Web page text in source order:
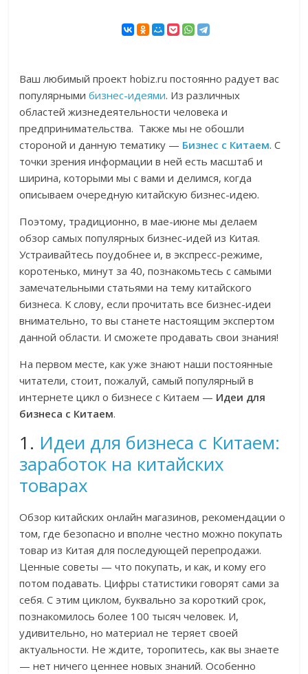
Ваш любимый проект hobiz.ru постоянно радует вас
популярнымибизнес-идеями. Из различных
областей жизнедеятельности человека и
предпринимательства. Также мы не обошли
стороной и данную тематику — Бизнес с Китаем. С
точки зрения информации в ней есть масштаб и
ширина, которыми мы с вами и делимся, когда
описываем очередную китайскую бизнес-идею.
Поэтому, традиционно, в мае-июне мы делаем
обзор самых популярных бизнес-идей из Китая.
Устраивайтесь поудобнее и, в экспресс-режиме,
коротенько, минут за 40, познакомьтесь с самыми
замечательными статьями на тему китайского
бизнеса. К слову, если прочитать все бизнес-идеи
внимательно, то вы станете настоящим экспертом
данной области. И сможете продавать свои знания!
На первом месте, как уже знают наши постоянные
читатели, стоит, пожалуй, самый популярный в
интернете цикл о бизнесе с Китаем — Идеи для
бизнеса с Китаем.
1. Идеи для бизнеса с Китаем:
заработок на китайских
товарах
Обзор китайских онлайн магазинов, рекомендации о
том, где безопасно и вполне честно можно покупать
товар из Китая для последующей перепродажи.
Ценные советы — что покупать, и как, и кому его
потом подавать. Цифры статистики говорят сами за
себя. С этим циклом, буквально за короткий срок,
познакомилось более 100 тысяч человек. И,
удивительно, но материал не теряет своей
актуальности. Не ждите, торопитесь, как вы знаете
— нет ничего ценнее новых знаний. Особенно